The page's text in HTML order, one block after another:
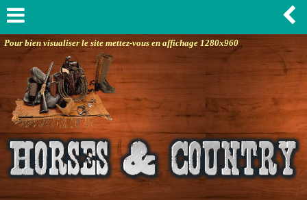
Pour bien visualiser le site mettez-vous en affichage 1280x960